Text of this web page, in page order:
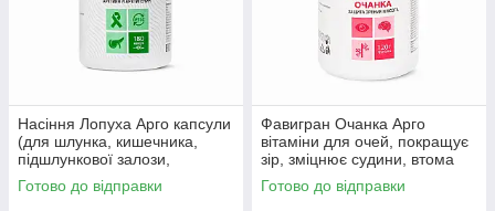
Насіння Лопуха Арго капсули
(для шлунка, кишечника,
підшлункової залози,
подагра, алергія, коліт,
запори)
Готово до відправки
Фавигран Очанка Арго
вітаміни для очей, покращує
зір, зміцнює судини, втома
очей, катаракта, глаукома
Готово до відправки